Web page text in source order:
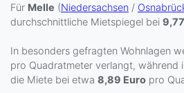
Für Melle (Niedersachsen /
durchschnittliche Mietspiegel bei
In besonders gefragten Wohnlagen
pro Quadratmeter verlangt, während
die Miete bei etwa 8,89 Euro pro